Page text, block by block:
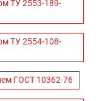
ТУ 2553-189-
ТУ 2554-108-
ГОСТ 10362-76